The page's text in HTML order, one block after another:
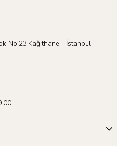
No:23 Kağıthane - İstanbul